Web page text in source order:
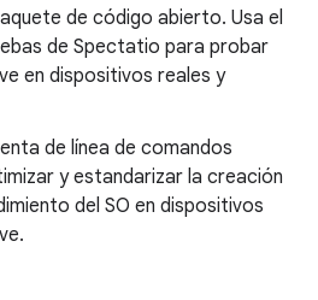
de código abierto. Usa el
de Spectatio para probar
en dispositivos reales y
de línea de comandos
y estandarizar la creación
del SO en dispositivos